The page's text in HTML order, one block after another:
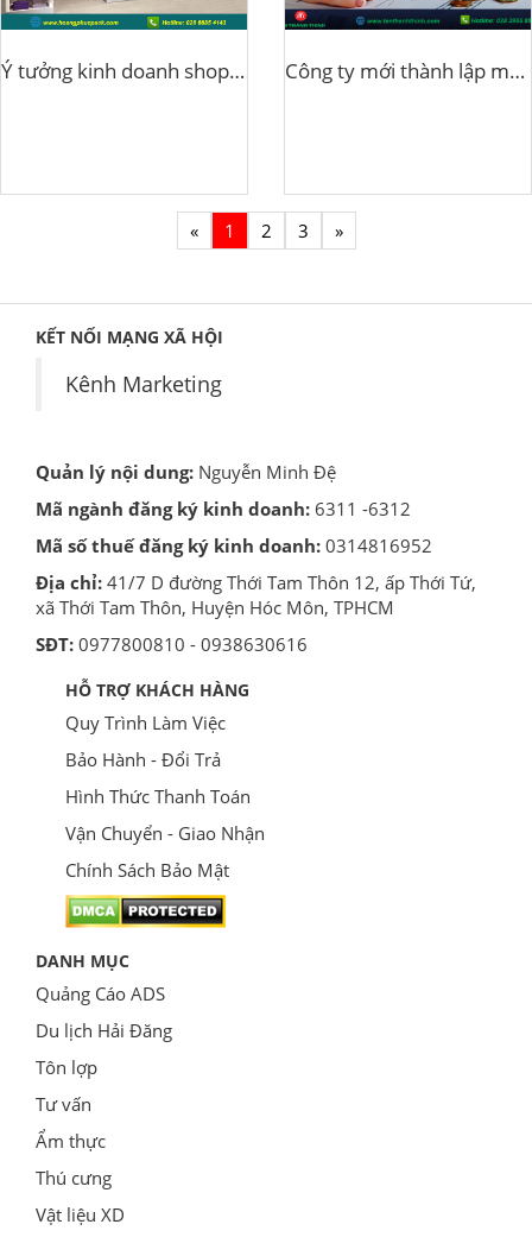
Ý tưởng kinh doanh shop quần áo với vốn 400 triệu đồng Công ty mới thành lập muốn vay vốn ngân hàng được không?
« 1 2 3 »
KẾT NỐI MẠNG XÃ HỘI
Kênh Marketing
Quản lý nội dung: Nguyễn Minh Đệ
Mã ngành đăng ký kinh doanh: 6311 -6312
Mã số thuế đăng ký kinh doanh: 0314816952
Địa chỉ: 41/7 D đường Thới Tam Thôn 12, ấp Thới Tứ,
xã Thới Tam Thôn, Huyện Hóc Môn, TPHCM
SĐT: 0977800810 - 0938630616
HỖ TRỢ KHÁCH HÀNG
Quy Trình Làm Việc
Bảo Hành - Đổi Trả
Hình Thức Thanh Toán
Vận Chuyển - Giao Nhận
Chính Sách Bảo Mật
DANH MỤC
Quảng Cáo ADS
Du lịch Hải Đăng
Tôn lợp
Tư vấn
Ẩm thực
Thú cưng
Vật liệu XD